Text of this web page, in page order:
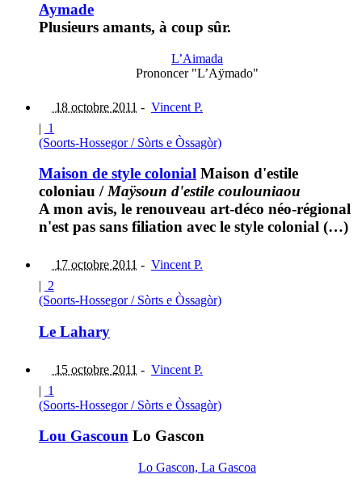
Aymade
Plusieurs amants, à coup sûr.
L’Aimada
Prononcer "L’Aÿmado"
18 octobre 2011 - Vincent P.
| 1
(Soorts-Hossegor / Sòrts e Òssagòr)
Maison de style colonial Maison d'estile
coloniau /Maÿsoun d'estile coulouniaou
A mon avis, le renouveau art-déco néo-régional
n'est pas sans filiation avec le style colonial (…)
17 octobre 2011 - Vincent P.
| 2
(Soorts-Hossegor / Sòrts e Òssagòr)
Le Lahary
15 octobre 2011 - Vincent P.
| 1
(Soorts-Hossegor / Sòrts e Òssagòr)
Lou Gascoun Lo Gascon
Lo Gascon, La Gascoa